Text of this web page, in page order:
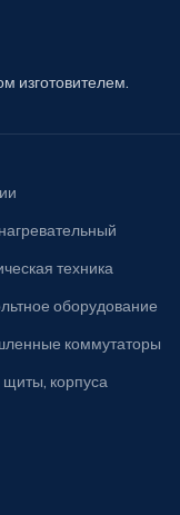
изготовителем.
техника
оборудование
коммутаторы
корпуса